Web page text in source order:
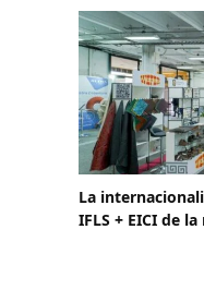
La
IFLS + EICI de